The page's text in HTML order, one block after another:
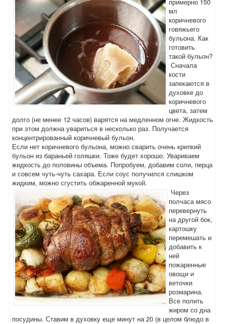
мл
коричневого
говяжьего
бульона. Как
готовить
такой бульон?
Сначала
кости
запекаются в
духовке до
коричневого
цвета, затем
долго (не менее 12 часов) варятся на медленном огне. Жидкость
при этом должна увариться в несколько раз. Получается
концентрированный коричневый бульон.
Если нет коричневого бульона, можно сварить очень крепкий
бульон из бараньей голяшки. Тоже будет хорошо. Увариваем
жидкость до половины объема. Попробуем, добавим соли, перца
и совсем чуть-чуть сахара. Если соус получился слишком
жидким, можно сгустить обжаренной мукой.
Через
полчаса мясо
перевернуть
на другой бок,
картошку
перемешать и
добавить к
ней
пожаренные
овощи и
веточки
розмарина.
Все полить
жиром со дна
посудины. Ставим в духовку еще минут на 20 (в целом блюдо в